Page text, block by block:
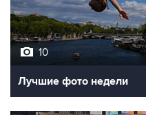
10
Лучшие фото недели